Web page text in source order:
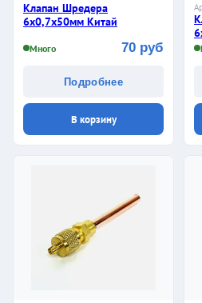
Клапан Шредера
6х0,7х50мм Китай
Много 70 руб
Подробнее
В корзину